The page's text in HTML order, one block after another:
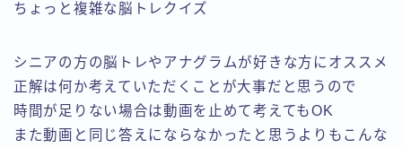
ちょっと複雑な脳トレクイズ
シニアの方の脳トレやアナグラムが好きな方にオススメ
正解は何か考えていただくことが大事だと思うので
時間が足りない場合は動画を止めて考えてもOK
また動画と同じ答えにならなかったと思うよりもこんな